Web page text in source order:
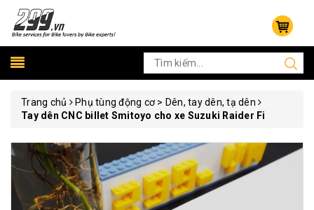
Trang chủ
Phụ tùng động cơ > Dên, tay dên, tạ dên
Tay dên CNC billet Smitoyo cho xe Suzuki Raider Fi